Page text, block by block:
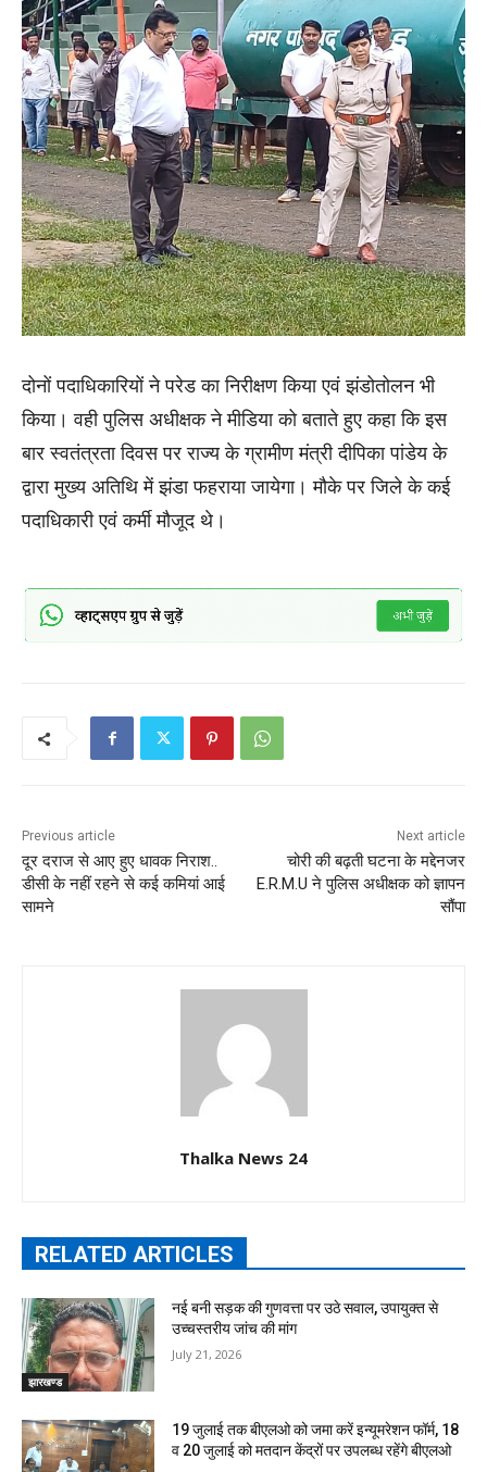
दोनों पदाधिकारियों ने परेड का निरीक्षण किया एवं झंडोतोलन भी
किया। वही पुलिस अधीक्षक ने मीडिया को बताते हुए कहा कि इस
बार स्वतंत्रता दिवस पर राज्य के ग्रामीण मंत्री दीपिका पांडेय के
द्वारा मुख्य अतिथि में झंडा फहराया जायेगा। मौके पर जिले के कई
पदाधिकारी एवं कर्मी मौजूद थे।
Previous article
दूर दराज से आए हुए धावक निराश..
डीसी के नहीं रहने से कई कमियां आई
सामने
Next article
चोरी की बढ़ती घटना के मद्देनजर
E.R.M.U ने पुलिस अधीक्षक को ज्ञापन
सौंपा
Thalka News 24
RELATED ARTICLES
झारखण्ड
नई बनी सड़क की गुणवत्ता पर उठे सवाल, उपायुक्त से
उच्चस्तरीय जांच की मांग
July 21, 2026
19 जुलाई तक बीएलओ को जमा करें इन्यूमरेशन फॉर्म, 18
व 20 जुलाई को मतदान केंद्रों पर उपलब्ध रहेंगे बीएलओ